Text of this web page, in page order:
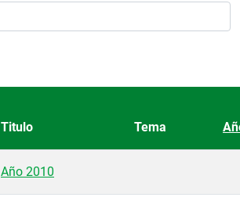
Titulo Tema
Año 2010